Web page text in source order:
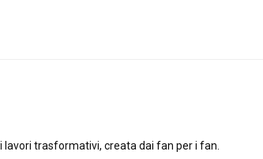
trasformativi, creata dai fan per i fan.